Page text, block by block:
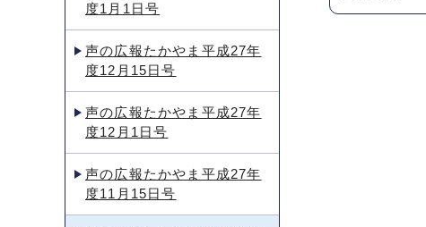
度1月1日号
声の広報たかやま平成27年
度12月15日号
声の広報たかやま平成27年
度12月1日号
声の広報たかやま平成27年
度11月15日号